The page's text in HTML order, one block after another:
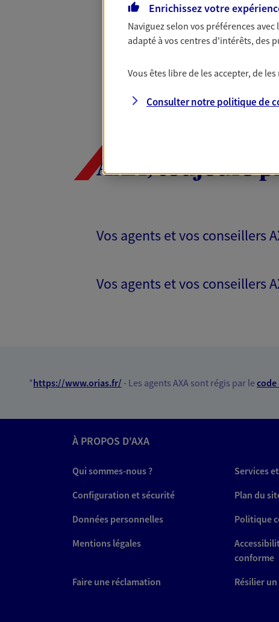
AXA, toujours
Vos agents et vos conseillers
Vos agents et vos conseillers
*https://www.orias.fr/ - Les agents AXA sont régis par lecode
À PROPOS D'AXA
Qui sommes-nous ?
Services
Configuration et sécurité
Plan du
Données personnelles
Politique
Mentions légales
conforme
Faire une réclamation
Résilier
Enrichissez votre
Naviguez selon vos préférences avec
adapté à vos centres d'intérêts, des
Vous êtes libre de les accepter, de
Consulter notre politique de